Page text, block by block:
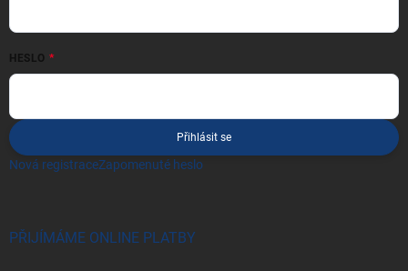
HESLO
Přihlásit se
Nová registraceZapomenuté heslo
PŘIJÍMÁME ONLINE PLATBY